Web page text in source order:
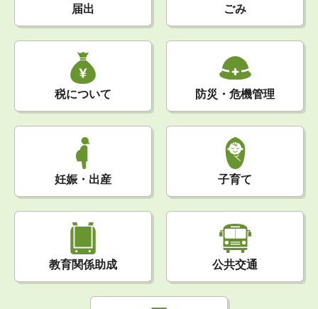
届出 ごみ
税について 防災・危機管理
妊娠・出産 子育て
教育関係助成 公共交通